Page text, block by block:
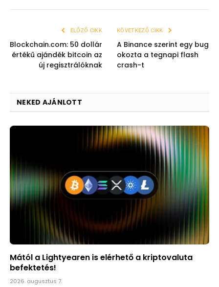
ELŐZŐ CIKK
Blockchain.com: 50 dollár
értékű ajándék bitcoin az
új regisztrálóknak
KÖVETKEZŐ CIKK
A Binance szerint egy bug
okozta a tegnapi flash
crash-t
NEKED AJÁNLOTT
Mától a Lightyearen is elérhető a kriptovaluta
befektetés!
2026. augusztus 7.